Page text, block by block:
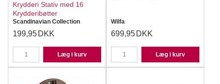
Krydderi Stativ med 16
Krydderibøtter
Scandinavian Collection
199,95 DKK
Læg i kurv
Wilfa
699,95 DKK
Læg i kurv